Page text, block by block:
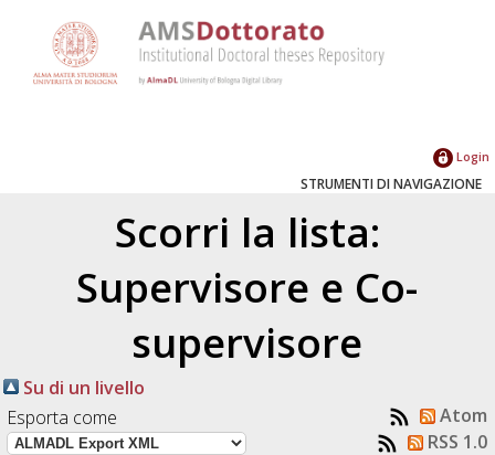
Login
STRUMENTI DI NAVIGAZIONE
Scorri la lista:
Supervisore e Co-
supervisore
Su di un livello
Esporta come
Atom
RSS 1.0